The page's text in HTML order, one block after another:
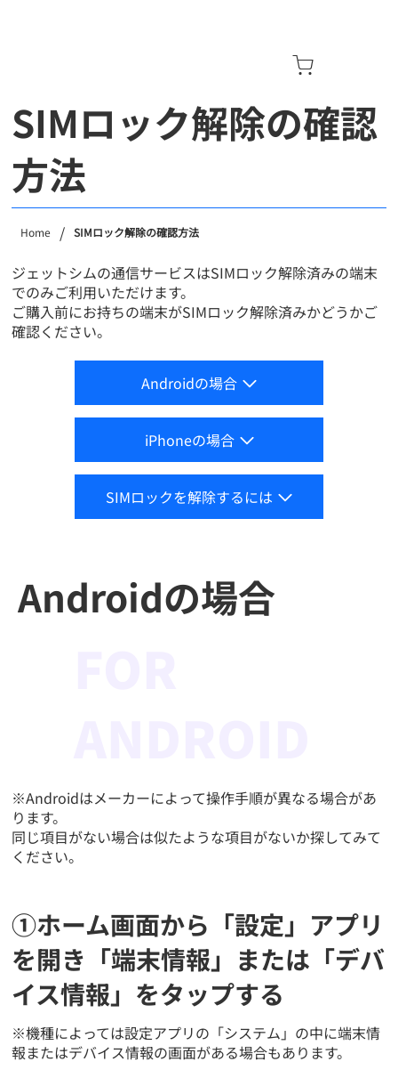
ジェットシムの通信サービスはSIMロック解除済みの端末
でのみご利用いただけます。
​ご購入前にお持ちの端末がSIMロック解除済みかどうかご
確認ください。
SIMロック解除の確認
方法
Home / SIMロック解除の確認方法
Androidの場合
iPhoneの場合
SIMロックを解除するには
Androidの場合
※機種によっては設定アプリの「システム」の中に端末情
報またはデバイス情報の画面がある場合もあります。
①ホーム画面から「設定」アプリ
を開き「端末情報」または「デバ
イス情報」をタップする
※Androidはメーカーによって操作手順が異なる場合があ
ります。
同じ項目がない場合は似たような項目がないか探してみて
ください。